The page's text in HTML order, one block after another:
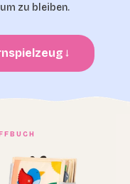
zu bleiben.
→